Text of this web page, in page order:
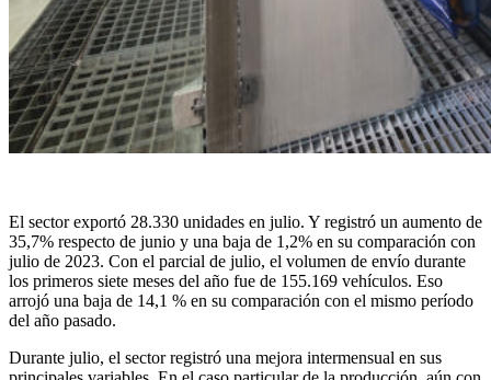
El sector exportó 28.330 unidades en julio. Y registró un aumento de
35,7% respecto de junio y una baja de 1,2% en su comparación con
julio de 2023. Con el parcial de julio, el volumen de envío durante
los primeros siete meses del año fue de 155.169 vehículos. Eso
arrojó una baja de 14,1 % en su comparación con el mismo período
del año pasado.
Durante julio, el sector registró una mejora intermensual en sus